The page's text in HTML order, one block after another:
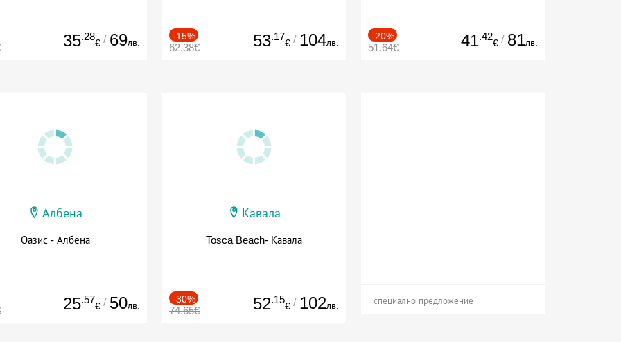
35.28
€ / 69лв.
-15%
62.38€ 53.17
€ / 104лв.
-20%
51.64€ 41.42
€ / 81лв.
Албена
Оазис - Албена
25.57
€ / 50лв.
Кавала
Tosca Beach- Кавала
-30%
74.65€ 52.15
€ / 102лв. специално предложение